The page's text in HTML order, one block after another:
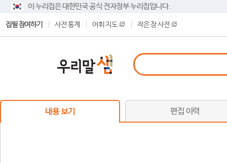
이 누리집은 대한민국 공식 전자정부 누리집입니다.
집필 참여하기 사전 통계 어휘 지도 작은 창 사전
내용 보기 편집 이력